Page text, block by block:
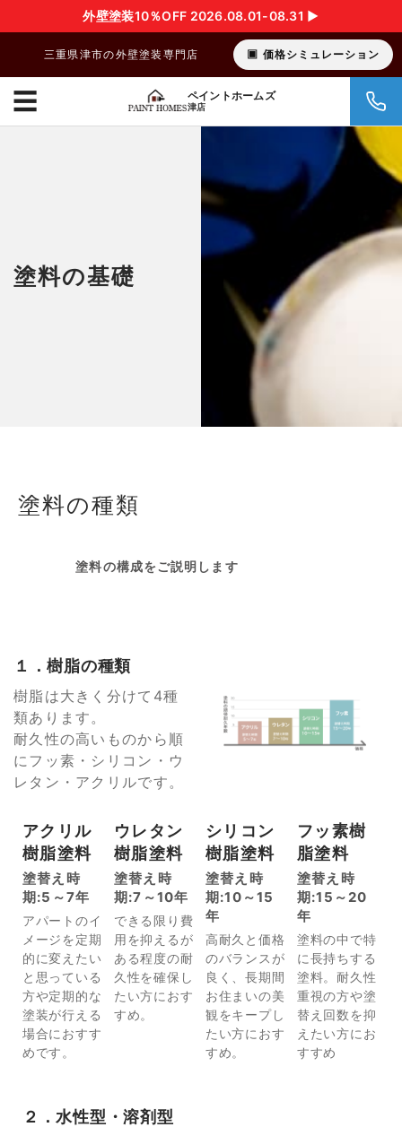
外壁塗装10％OFF 2026.08.01-08.31 ▶︎
三重県津市の外壁塗装専門店 価格シミュレーション
ペイントホームズ
津店
☰
塗料の基礎
塗料の種類
塗料の構成をご説明します
１．樹脂の種類
樹脂は大きく分けて4種
類あります。
耐久性の高いものから順
にフッ素・シリコン・ウ
レタン・アクリルです。
アクリル
樹脂塗料
塗替え時
期:5～7年
アパートのイ
メージを定期
的に変えたい
と思っている
方や定期的な
塗装が行える
場合におすす
めです。
ウレタン
樹脂塗料
塗替え時
期:7～10年
できる限り費
用を抑えるが
ある程度の耐
久性を確保し
たい方におす
すめ。
シリコン
樹脂塗料
塗替え時
期:10～15
年
高耐久と価格
のバランスが
良く、長期間
お住まいの美
観をキープし
たい方におす
すめ。
フッ素樹
脂塗料
塗替え時
期:15～20
年
塗料の中で特
に長持ちする
塗料。耐久性
重視の方や塗
替え回数を抑
えたい方にお
すすめ
２．水性型・溶剤型